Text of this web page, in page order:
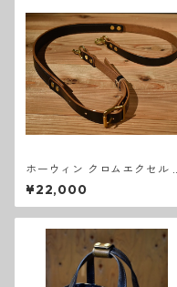
ホーウィン クロムエクセル
ョルダーストラップ
¥22,000